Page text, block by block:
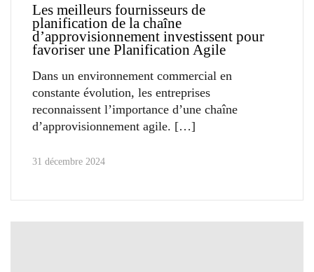
Les meilleurs fournisseurs de
planification de la chaîne
d’approvisionnement investissent pour
favoriser une Planification Agile
Dans un environnement commercial en
constante évolution, les entreprises
reconnaissent l’importance d’une chaîne
d’approvisionnement agile.
31 décembre 2024